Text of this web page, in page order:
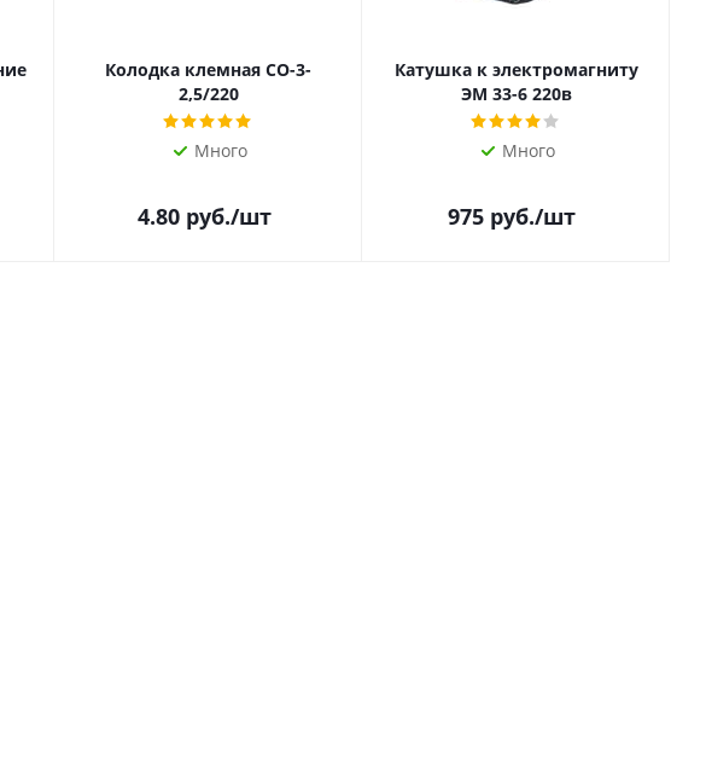
Колодка клемная СО-3-
2,5/220
Много
4.80руб./шт
Катушка к электромагниту
ЭМ 33-6 220в
Много
975 руб./шт